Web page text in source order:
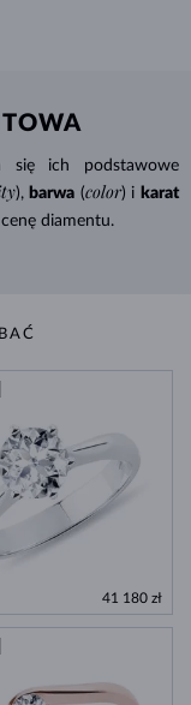
się ich podstawowe
), barwa (color) i karat
diamentu.
41 180 zł